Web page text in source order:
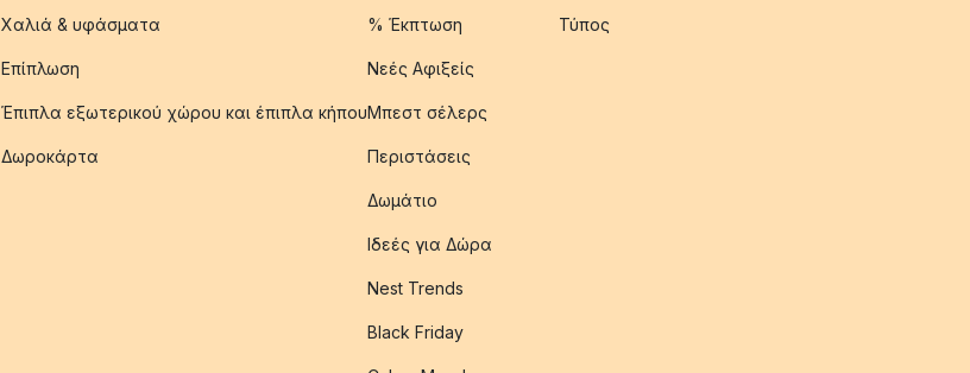
Χαλιά & υφάσματα
Επίπλωση
Έπιπλα εξωτερικού χώρου και έπιπλα κήπου
Δωροκάρτα
% Έκπτωση
Νεές Αφιξείς
Μπεστ σέλερς
Περιστάσεις
Δωμάτιο
Ιδεές για Δώρα
Nest Trends
Black Friday
Τύπος